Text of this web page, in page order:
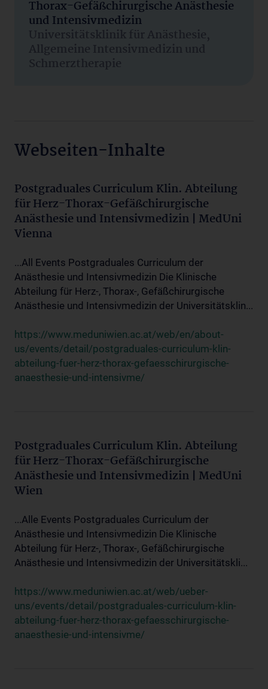
Thorax-Gefäßchirurgische Anästhesie
und Intensivmedizin
Universitätsklinik für Anästhesie,
Allgemeine Intensivmedizin und
Schmerztherapie
Webseiten-Inhalte
Postgraduales Curriculum Klin. Abteilung
für Herz-Thorax-Gefäßchirurgische
Anästhesie und Intensivmedizin | MedUni
Vienna
...All Events Postgraduales Curriculum der
Anästhesie und Intensivmedizin Die Klinische
Abteilung für Herz-, Thorax-, Gefäßchirurgische
Anästhesie und Intensivmedizin der Universitätsklin...
https://www.meduniwien.ac.at/web/en/about-
us/events/detail/postgraduales-curriculum-klin-
abteilung-fuer-herz-thorax-gefaesschirurgische-
anaesthesie-und-intensivme/
Postgraduales Curriculum Klin. Abteilung
für Herz-Thorax-Gefäßchirurgische
Anästhesie und Intensivmedizin | MedUni
Wien
...Alle Events Postgraduales Curriculum der
Anästhesie und Intensivmedizin Die Klinische
Abteilung für Herz-, Thorax-, Gefäßchirurgische
Anästhesie und Intensivmedizin der Universitätskli...
https://www.meduniwien.ac.at/web/ueber-
uns/events/detail/postgraduales-curriculum-klin-
abteilung-fuer-herz-thorax-gefaesschirurgische-
anaesthesie-und-intensivme/